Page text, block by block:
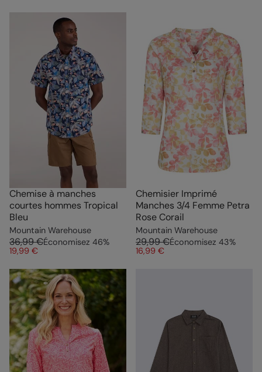
Chemise à manches
courtes hommes Tropical
Bleu
Mountain Warehouse
36,99 €Économisez 46%
19,99 €
Chemisier Imprimé
Manches 3/4 Femme Petra
Rose Corail
Mountain Warehouse
29,99 €Économisez 43%
16,99 €